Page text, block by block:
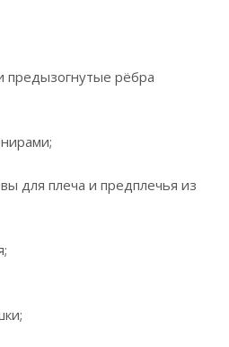
предызогнутые рёбра
для плеча и предплечья из